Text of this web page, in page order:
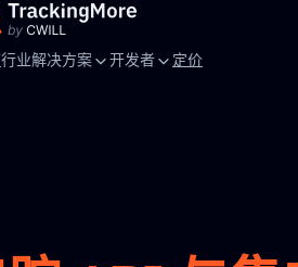
行业解决方案 开发者 定价